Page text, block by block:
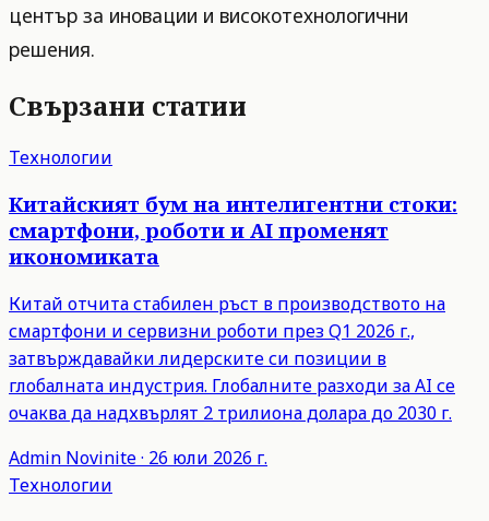
център за иновации и високотехнологични
решения.
Свързани статии
Технологии
Китайският бум на интелигентни стоки:
смартфони, роботи и AI променят
икономиката
Китай отчита стабилен ръст в производството на
смартфони и сервизни роботи през Q1 2026 г.,
затвърждавайки лидерските си позиции в
глобалната индустрия. Глобалните разходи за AI се
очаква да надхвърлят 2 трилиона долара до 2030 г.
Admin Novinite· 26 юли 2026 г.
Технологии